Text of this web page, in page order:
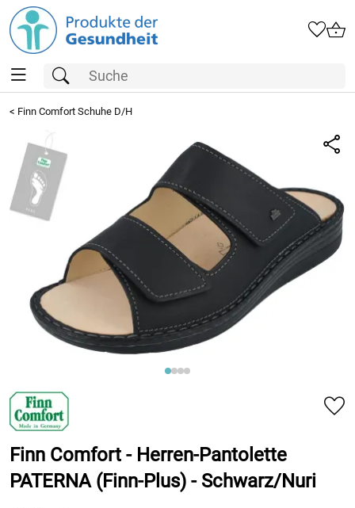
< Finn Comfort Schuhe D/H
Finn Comfort - Herren-Pantolette
PATERNA (Finn-Plus) - Schwarz/Nuri